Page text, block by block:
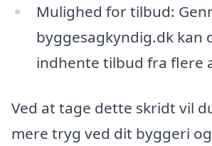
Mulighed for tilbud:
byggesagkyndig.dk kan
indhente tilbud fra flere
Ved at tage dette skridt vil
mere tryg ved dit byggeri